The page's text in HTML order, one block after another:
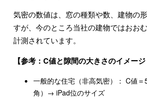
気密の数値は、窓の種類や数、建物の
すが、今のところ当社の建物ではおお
計測されています。
【参考：C値と隙間の大きさのイメー
一般的な住宅（非高気密）： C値
角）→ iPad位のサイズ